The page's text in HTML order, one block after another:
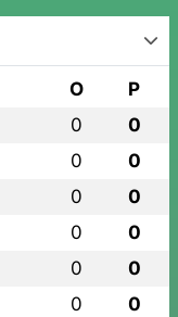
O P
0 0
0 0
0 0
0 0
0 0
0 0